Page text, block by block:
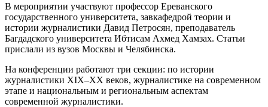
В мероприятии участвуют профессор Ереванского
государственного университета, завкафедрой теории и
истории журналистики Давид Петросян, преподаватель
Багдадского университета Ибтисам Ахмед Хамзах. Статьи
прислали из вузов Москвы и Челябинска.
На конференции работают три секции: по истории
журналистики XIX–XX веков, журналистике на современном
этапе и национальным и региональным аспектам
современной журналистики.